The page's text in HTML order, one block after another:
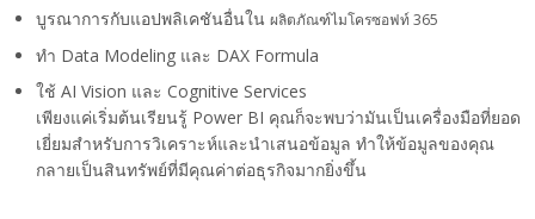
บูรณาการกับแอปพลิเคชันอื่นใน ผลิตภัณฑ์ไมโครซอฟท์ 365
ทำ Data Modeling และ DAX Formula
ใช้ AI Vision และ Cognitive Services
เพียงแค่เริ่มต้นเรียนรู้ Power BI คุณก็จะพบว่ามันเป็นเครื่องมือที่ยอด
เยี่ยมสำหรับการวิเคราะห์และนำเสนอข้อมูล ทำให้ข้อมูลของคุณ
กลายเป็นสินทรัพย์ที่มีคุณค่าต่อธุรกิจมากยิ่งขึ้น